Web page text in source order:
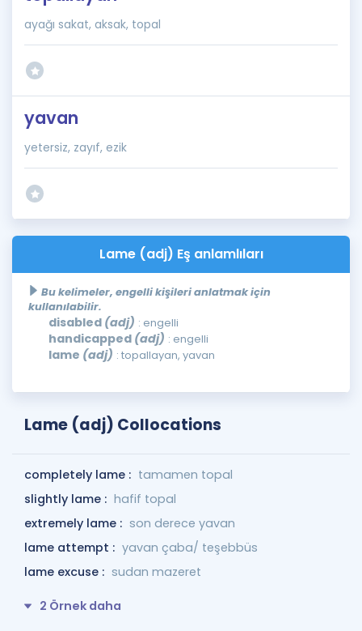
ayağı sakat, aksak, topal
yavan
yetersiz, zayıf, ezik
Lame (adj) Eş anlamlıları
Bu kelimeler, engelli kişileri anlatmak için
kullanılabilir.
disabled (adj) : engelli
handicapped (adj) : engelli
lame (adj) : topallayan, yavan
Lame (adj) Collocations
completely lame : tamamen topal
slightly lame : hafif topal
extremely lame : son derece yavan
lame attempt : yavan çaba/ teşebbüs
lame excuse : sudan mazeret
2 Örnek daha